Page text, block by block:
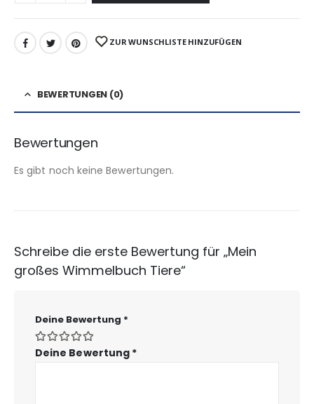
ZUR WUNSCHLISTE HINZUFÜGEN
BEWERTUNGEN (0)
Bewertungen
Es gibt noch keine Bewertungen.
Schreibe die erste Bewertung für „Mein
großes Wimmelbuch Tiere“
Deine Bewertung *
Deine Bewertung *